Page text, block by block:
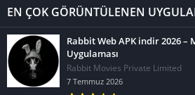
EN ÇOK GÖRÜNTÜLENEN
Rabbit Web APK indir 2026 –
Uygulaması
Rabbit Movies Private Limited
7 Temmuz 2026